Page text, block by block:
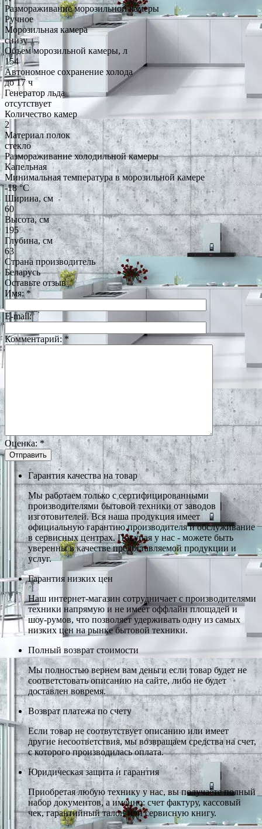
Размораживание морозильной камеры
Ручное
Морозильная камера
снизу
Объем морозильной камеры, л
154
Автономное сохранение холода
до 17 ч
Генератор льда
отсутствует
Количество камер
2
Материал полок
стекло
Размораживание холодильной камеры
Капельная
Минимальная температура в морозильной камере
-18 °C
Ширина, см
60
Высота, см
195
Глубина, см
63
Страна производитель
Беларусь
Оставьте отзыв
Имя:*
E-mail:
Комментарий: *
Оценка:*
Гарантия качества на товар
Мы работаем только с сертифицированными
производителями бытовой техники от заводов
изготовителей. Вся наша продукция имеет
официальную гарантию производителя и обслуживание
в сервисных центрах. Покупая у нас - можете быть
уверенны в качестве предоставляемой продукции и
услуг.
Гарантия низких цен
Наш интернет-магазин сотрудничает с производителями
техники напрямую и не имеет оффлайн площадей и
шоу-румов, что позволяет удерживать одну из самых
низких цен на рынке бытовой техники.
Полный возврат стоимости
Мы полностью вернем вам деньги если товар будет не
соответстовать описанию на сайте, либо не будет
доставлен вовремя.
Возврат платежа по счету
Если товар не соотвутствует описанию или имеет
другие несоответствия, мы возвращаем средства на счет,
с которого производилась оплата.
Юридическая защита и гарантия
Приобретая любую технику у нас, вы получаете полный
набор документов, а именно: счет фактуру, кассовый
чек, гарантийный талон или сервисную книгу.